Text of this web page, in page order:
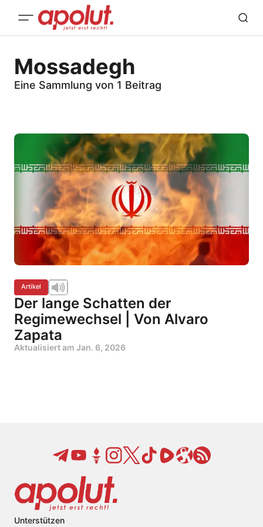
Mossadegh
Eine Sammlung von 1 Beitrag
Artikel
Der lange Schatten der
Regimewechsel | Von Alvaro
Zapata
Aktualisiert am Jan. 6, 2026
Unterstützen